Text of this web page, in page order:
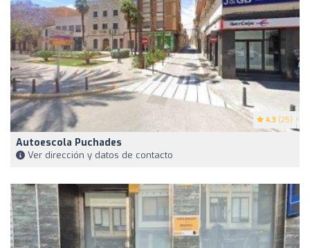
4.3 (25)
Autoescola Puchades
Ver dirección y datos de contacto